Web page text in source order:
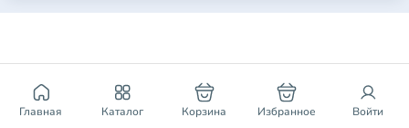
Главная Каталог Корзина Избранное Войти